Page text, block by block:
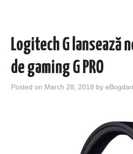
Logitech G lansează
de gaming G PRO
Posted on March 28, 2018 byeBogdan